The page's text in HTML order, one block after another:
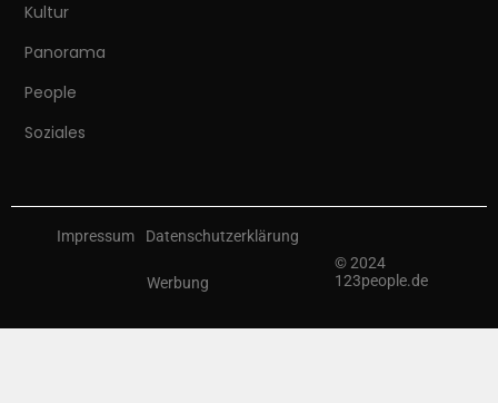
Kultur
Panorama
People
Soziales
© 2024
123people.de
Impressum Datenschutzerklärung
Werbung